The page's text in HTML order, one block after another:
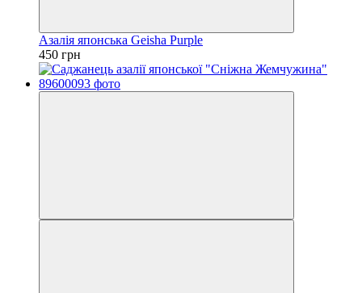
Азалія японська Geisha Purple
450 грн